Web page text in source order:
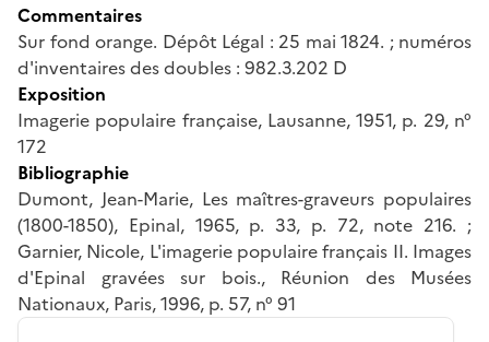
Commentaires
Sur fond orange. Dépôt Légal : 25 mai 1824. ; numéros
d'inventaires des doubles : 982.3.202 D
Exposition
Imagerie populaire française, Lausanne, 1951, p. 29, n°
172
Bibliographie
Dumont, Jean-Marie, Les maîtres-graveurs populaires
(1800-1850), Epinal, 1965, p. 33, p. 72, note 216. ;
Garnier, Nicole, L'imagerie populaire français II. Images
d'Epinal gravées sur bois., Réunion des Musées
Nationaux, Paris, 1996, p. 57, n° 91